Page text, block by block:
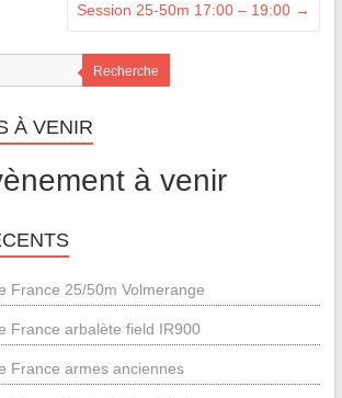
Session 25-50m 17:00 – 19:00 →
Recherche
À VENIR
à venir
France 25/50m Volmerange
France arbalète field IR900
France armes anciennes